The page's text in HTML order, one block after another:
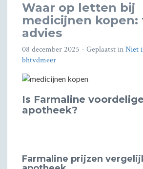
Waar op letten bij
medicijnen kopen:
advies
08 december 2025 - Geplaatst inNiet
bhtvdmeer
Is Farmaline
apotheek?
Farmaline prijzen